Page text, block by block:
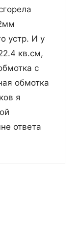
устр. И у
кв.см,
с
обмотка
я
ответа